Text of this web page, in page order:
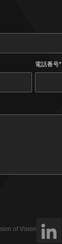
電話番号*
of VisionNav.